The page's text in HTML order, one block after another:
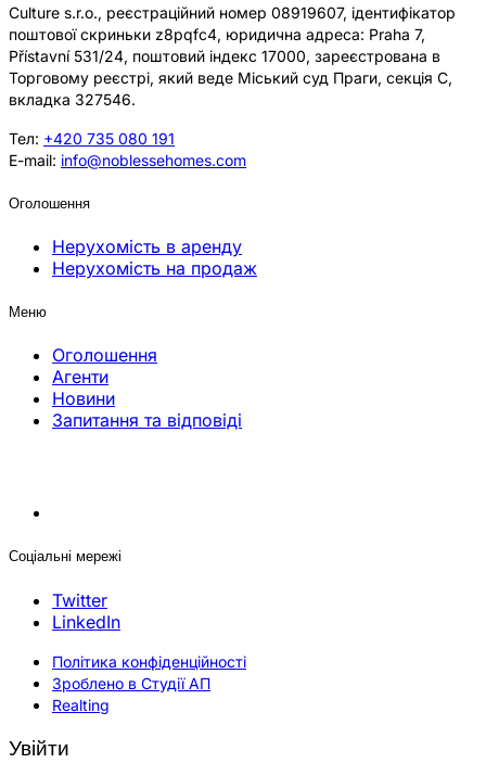
Culture s.r.o., реєстраційний номер 08919607, ідентифікатор
поштової скриньки z8pqfc4, юридична адреса: Praha 7,
Přístavní 531/24, поштовий індекс 17000, зареєстрована в
Торговому реєстрі, який веде Міський суд Праги, секція C,
вкладка 327546.
Тел: +420 735 080 191
E-mail: info@noblessehomes.com
Оголошення
Нерухомість в аренду
Нерухомість на продаж
Меню
Оголошення
Агенти
Новини
Запитання та відповіді
Соціальні мережі
Twitter
LinkedIn
Політика конфіденційності
Зроблено в Студії АП
Realting
Увійти